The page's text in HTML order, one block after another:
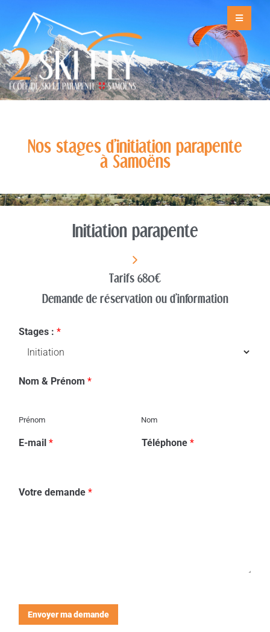
Nos stages d'initiation parapente
à Samoëns
Initiation parapente
Tarifs 680€
Demande de réservation ou d'information
Stages : *
Nom & Prénom *
Prénom Nom
E-mail * Téléphone *
Votre demande *
Envoyer ma demande